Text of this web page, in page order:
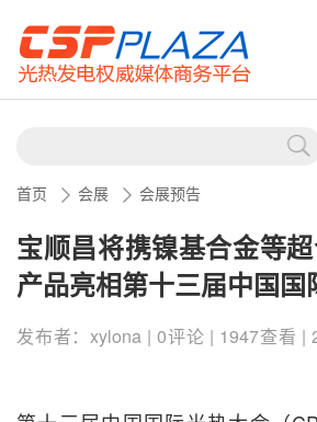
首页 会展 会展预告
宝顺昌将携镍基合金等
产品亮相第十三届中国国
发布者：xylona | 0评论 | 1947查看 |